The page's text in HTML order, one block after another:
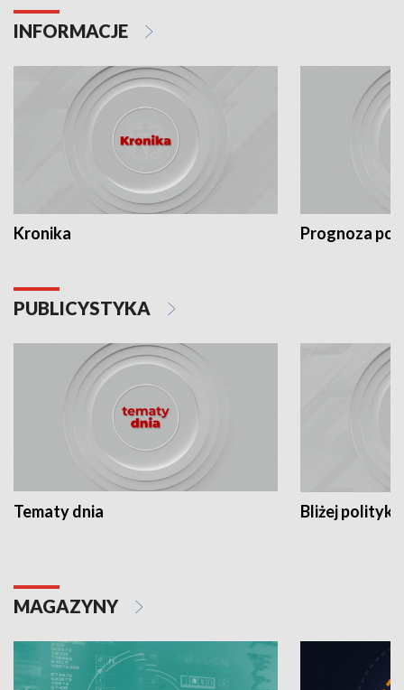
INFORMACJE
Kronika Prognoza
PUBLICYSTYKA
Tematy dnia Bliżej polityki
MAGAZYNY